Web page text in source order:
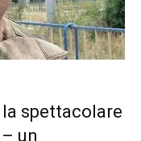
spettacolare
un